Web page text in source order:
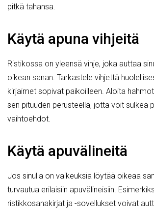
pitkä tahansa.
Käytä apuna vihjeitä
Ristikossa on yleensä vihje, joka auttaa
oikean sanan. Tarkastele vihjettä
kirjaimet sopivat paikoilleen. Aloita
sen pituuden perusteella, jotta voit sulkea
vaihtoehdot.
Käytä apuvälineitä
Jos sinulla on vaikeuksia löytää oikeaa
turvautua erilaisiin apuvälineisiin.
ristikkosanakirjat ja -sovellukset voivat